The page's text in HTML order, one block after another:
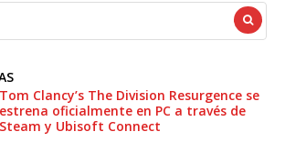
Tom Clancy’s The Division Resurgence se
estrena oficialmente en PC a través de
Steam y Ubisoft Connect